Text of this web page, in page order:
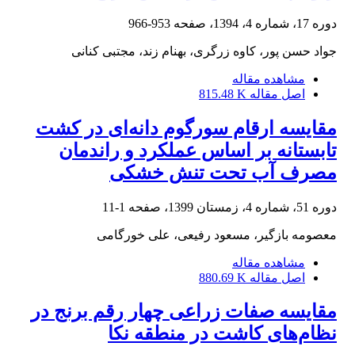
دوره 17، شماره 4، 1394، صفحه 953-966
جواد حسن پور، کاوه زرگری، بهنام زند، مجتبی کنانی
مشاهده مقاله
اصل مقاله 815.48 K
مقایسه ارقام سورگوم دانه‌ای در کشت
تابستانه بر اساس عملکرد و راندمان
مصرف آب تحت تنش خشکی
دوره 51، شماره 4، زمستان 1399، صفحه 1-11
معصومه بازگیر، مسعود رفیعی، علی خورگامی
مشاهده مقاله
اصل مقاله 880.69 K
مقایسه صفات زراعی چهار رقم برنج در
نظام‌های کاشت در منطقه نکا